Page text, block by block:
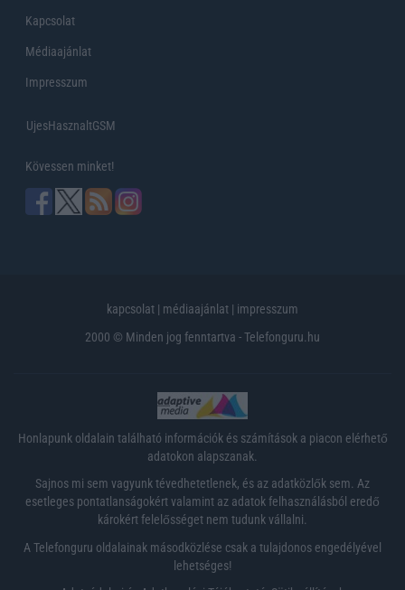
Kapcsolat
Médiaajánlat
Impresszum
UjesHasznaltGSM
Kövessen minket!
kapcsolat | médiaajánlat | impresszum
2000 © Minden jog fenntartva - Telefonguru.hu
Honlapunk oldalain található információk és számítások a piacon elérhető
adatokon alapszanak.
Sajnos mi sem vagyunk tévedhetetlenek, és az adatközlők sem. Az
esetleges pontatlanságokért valamint az adatok felhasználásból eredő
károkért felelősséget nem tudunk vállalni.
A Telefonguru oldalainak másodközlése csak a tulajdonos engedélyével
lehetséges!